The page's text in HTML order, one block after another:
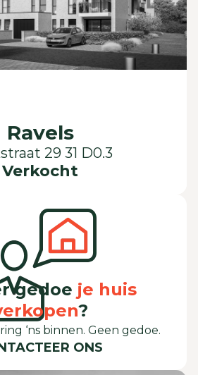
Verkocht
Ravels
29 31 D0.3
gedoe je huis
?
‘ns binnen. Geen gedoe.
ONS